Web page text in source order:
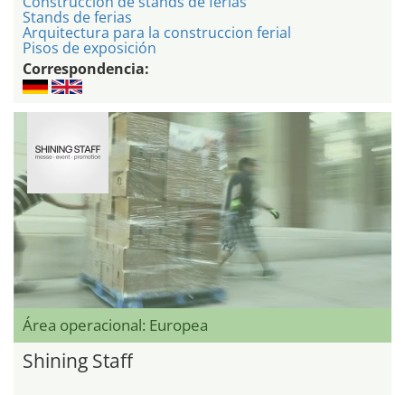
Stands de ferias
Arquitectura para la construccion ferial
Pisos de exposición
Correspondencia:
Área operacional: Europea
Shining Staff